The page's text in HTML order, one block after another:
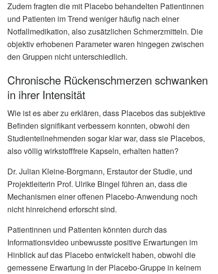
Zudem fragten die mit Placebo behandelten Patientinnen
und Patienten im Trend weniger häufig nach einer
Notfallmedikation, also zusätzlichen Schmerzmitteln. Die
objektiv erhobenen Parameter waren hingegen zwischen
den Gruppen nicht unterschiedlich.
Chronische Rückenschmerzen schwanken
in ihrer Intensität
Wie ist es aber zu erklären, dass Placebos das subjektive
Befinden signifikant verbessern konnten, obwohl den
Studienteilnehmenden sogar klar war, dass sie Placebos,
also völlig wirkstofffreie Kapseln, erhalten hatten?
Dr. Julian Kleine-Borgmann, Erstautor der Studie, und
Projektleiterin Prof. Ulrike Bingel führen an, dass die
Mechanismen einer offenen Placebo-Anwendung noch
nicht hinreichend erforscht sind.
Patientinnen und Patienten könnten durch das
Informationsvideo unbewusste positive Erwartungen im
Hinblick auf das Placebo entwickelt haben, obwohl die
gemessene Erwartung in der Placebo-Gruppe in keinem